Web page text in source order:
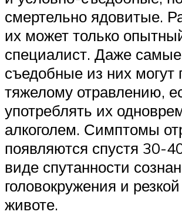
смертельно ядовитые.
их может только
специалист. Даже самые
съедобные из них могут
тяжелому отравлению,
употреблять их
алкоголем. Симптомы
появляются спустя 30-
виде спутанности
головокружения и
животе.